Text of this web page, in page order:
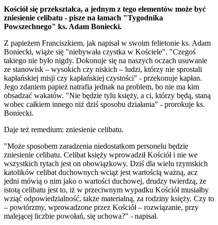
Kościół się przekształca, a jednym z tego elementów może być
zniesienie celibatu - pisze na łamach "Tygodnika
Powszechnego" ks. Adam Boniecki.
Z papieżem Franciszkiem, jak napisał w swoim felietonie ks. Adam
Boniecki, wiąże się "niebywała czystka w Kościele". "Czegoś
takiego nie było nigdy. Dokonuje się na naszych oczach usuwanie
ze stanowisk – wysokich czy niskich – ludzi, którzy nie sprostali
kapłańskiej misji czy kapłańskiej czystości" - przekonuje kapłan.
Jego zdaniem papież natrafia jednak na problem, bo nie ma kim
obsadzać wakatów. "Nie będzie tylu księży, a ci, którzy będą, staną
wobec całkiem innego niż dziś sposobu działania" - prorokuje ks.
Boniecki.
Daje też remedium: zniesienie celibatu.
"Może sposobem zaradzenia niedostatkom personelu będzie
zniesienie celibatu. Celibat księży wprowadził Kościół i nie we
wszystkich rytach jest on obowiązkowy. Dziś dla wielu rzymskich
katolików celibat duchownych wciąż jest wartością ważną, acz
jedni mówią o nim jako o wartości duchowej, drudzy twierdzą, że
istotą celibatu jest to, iż w przeciwnym wypadku Kościół musiałby
wziąć odpowiedzialność, także materialną, za rodziny księży. Czy to
– powtórzmy, wprowadzone przez Kościół – rozwiązanie, przy
malejącej liczbie powołań, się uchowa?" - napisał.